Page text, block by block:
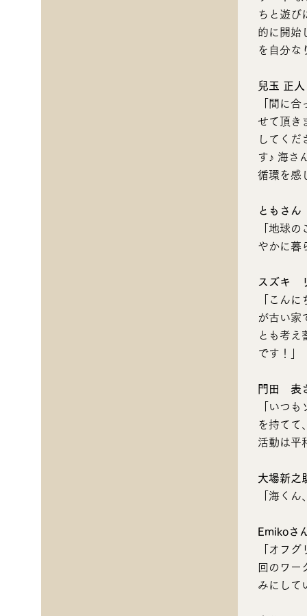
ちと遊び
的に開始
を自分な
兒玉 正
「間に
せて頂き
してくだ
す♪ 海さ
循環を感
ともさん
「地球
やかに暮
スズキ
「こん
が古い家
とも考え
です！」
門田 表
「いつ
を持てて
活動は平
大場新之
「海く
Emikoさ
「オフ
回のワー
みにして